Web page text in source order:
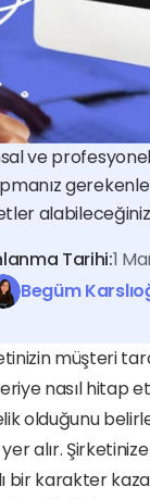
ve
Tarihi:1
Begüm
müşteri
nasıl hitap
olduğunu
alır.
bir karakter